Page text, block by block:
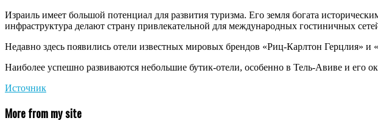
Израиль имеет большой потенциал для развития туризма. Его земля богата
инфраструктура делают страну привлекательной для международных гостиничных
Недавно здесь появились отели известных мировых брендов «Риц-Карлтон
Наиболее успешно развиваются небольшие бутик-отели, особенно в Тель-Авиве и его
Источник
More from my site